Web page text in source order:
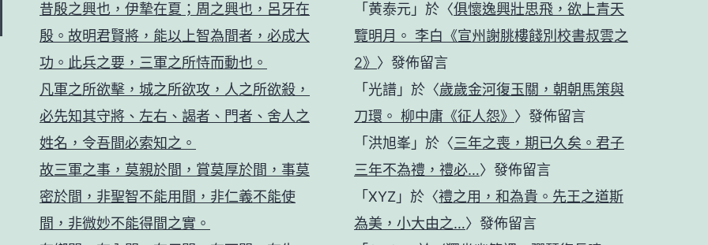
昔殷之興也，伊摯在夏；周之興也，呂牙在
殷。故明君賢將，能以上智為間者，必成大
功。此兵之要，三軍之所恃而動也。
凡軍之所欲擊，城之所欲攻，人之所欲殺，
必先知其守將、左右、謁者、門者、舍人之
姓名，令吾間必索知之。
故三軍之事，莫親於間，賞莫厚於間，事莫
密於間，非聖智不能用間，非仁義不能使
間，非微妙不能得間之實。
「 黄泰元 」於〈俱懷逸興壯思飛，欲上青天
覽明月。 李白《宣州謝朓樓餞別校書叔雲之
2》 〉發佈留言
「 光譜 」於〈歲歲金河復玉關，朝朝馬策與
刀環。 柳中庸《征人怨》 〉發佈留言
「 洪旭峯 」於〈三年之喪，期已久矣。君子
三年不為禮，禮必…〉發佈留言
「 XYZ 」於〈禮之用，和為貴。先王之道斯
為美，小大由之…〉發佈留言